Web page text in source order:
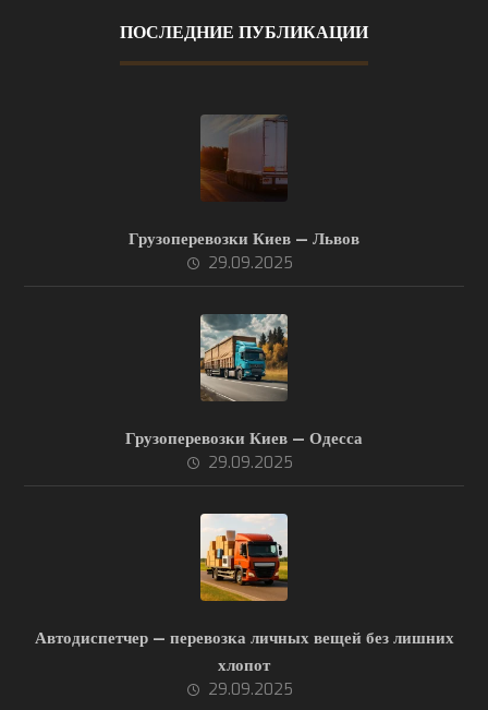
ПОСЛЕДНИЕ ПУБЛИКАЦИИ
Грузоперевозки Киев — Львов
29.09.2025
Грузоперевозки Киев — Одесса
29.09.2025
Автодиспетчер — перевозка личных вещей без лишних
хлопот
29.09.2025